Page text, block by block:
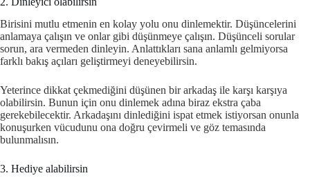
Birisini mutlu etmenin en kolay yolu onu dinlemektir. Düşüncelerini
anlamaya çalışın ve onlar gibi düşünmeye çalışın. Düşünceli sorular
sorun, ara vermeden dinleyin. Anlattıkları sana anlamlı gelmiyorsa
farklı bakış açıları geliştirmeyi deneyebilirsin.
Yeterince dikkat çekmediğini düşünen bir arkadaş ile karşı karşıya
olabilirsin. Bunun için onu dinlemek adına biraz ekstra çaba
gerekebilecektir. Arkadaşını dinlediğini ispat etmek istiyorsan onunla
konuşurken vücudunu ona doğru çevirmeli ve göz temasında
bulunmalısın.
3. Hediye alabilirsin